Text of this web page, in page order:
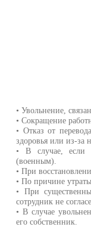
• Увольнение,
• Сокращение
• Отказ от
здоровья или из-за
• В случае, если
(военным).
• При
• По причине
• При
сотрудник не
• В случае
его собственник.